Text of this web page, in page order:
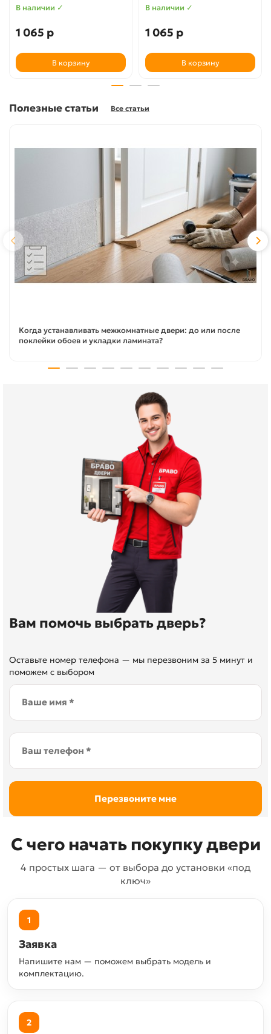
В наличии ✓
1 065 р
В корзину
В наличии ✓
1 065 р
В корзину
Полезные статьи Все статьи
Когда устанавливать межкомнатные двери: до или после
поклейки обоев и укладки ламината?
Вам помочь выбрать дверь?
Оставьте номер телефона — мы перезвоним за 5 минут и
поможем с выбором
С чего начать покупку двери
4 простых шага — от выбора до установки «под
ключ»
1
Заявка
Напишите нам — поможем выбрать модель и
комплектацию.
2